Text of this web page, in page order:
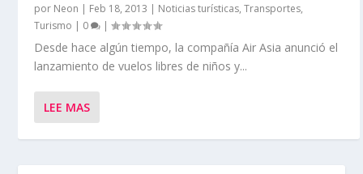
por Neon | Feb 18, 2013 | Noticias turísticas,Transportes,
Turismo | 0 |
Desde hace algún tiempo, la compañía Air Asia anunció el
lanzamiento de vuelos libres de niños y...
LEE MAS